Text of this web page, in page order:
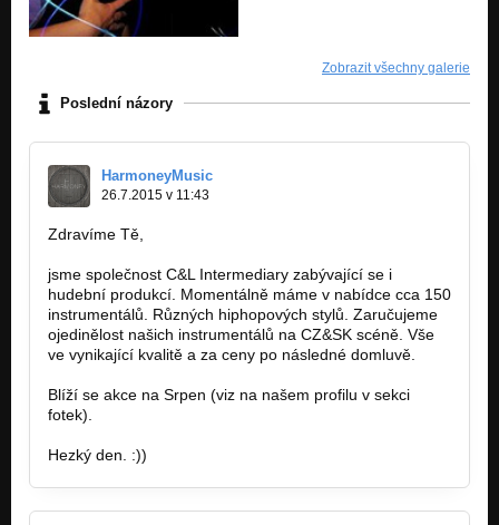
Zobrazit všechny galerie
Poslední názory
HarmoneyMusic
26.7.2015 v 11:43
Zdravíme Tě,
jsme společnost C&L Intermediary zabývající se i
hudební produkcí. Momentálně máme v nabídce cca 150
instrumentálů. Různých hiphopových stylů. Zaručujeme
ojedinělost našich instrumentálů na CZ&SK scéně. Vše
ve vynikající kvalitě a za ceny po následné domluvě.
Blíží se akce na Srpen (viz na našem profilu v sekci
fotek).
Hezký den. :))